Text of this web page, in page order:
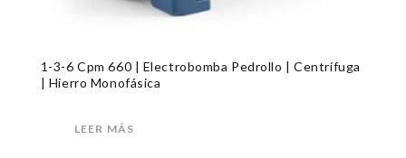
1-3-6 Cpm 660 | Electrobomba Pedrollo | Centrífuga
| Hierro Monofásica
LEER MÁS